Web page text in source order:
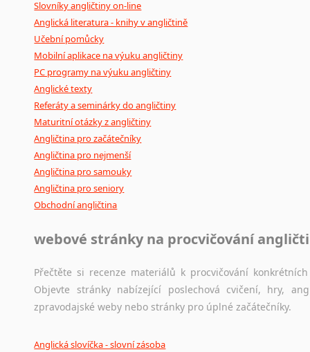
Slovníky angličtiny on-line
Anglická literatura - knihy v angličtině
Učební pomůcky
Mobilní aplikace na výuku angličtiny
PC programy na výuku angličtiny
Anglické texty
Referáty a seminárky do angličtiny
Maturitní otázky z angličtiny
Angličtina pro začátečníky
Angličtina pro nejmenší
Angličtina pro samouky
Angličtina pro seniory
Obchodní angličtina
webové stránky na procvičování
Přečtěte si recenze materiálů k procvičování
Objevte stránky nabízející poslechová cvičení, hry,
zpravodajské weby nebo stránky pro úplné začátečníky.
Anglická slovíčka - slovní zásoba